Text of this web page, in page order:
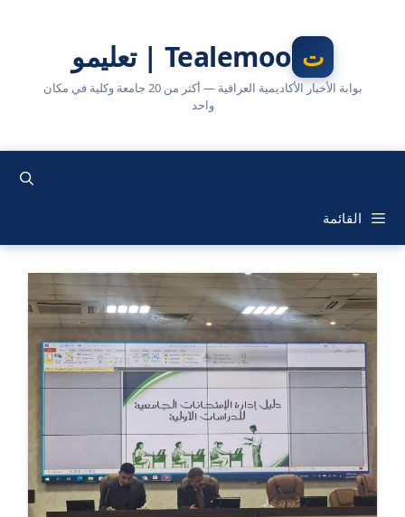
Tealemoo | تعليمو
بوابة الأخبار الأكاديمية العراقية — أكثر من 20 جامعة وكلية في مكان
واحد
القائمة